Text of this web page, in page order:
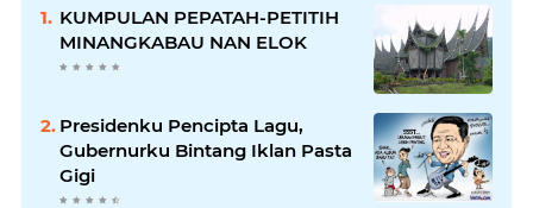
KUMPULAN PEPATAH-PETITIH
MINANGKABAU NAN ELOK
Presidenku Pencipta Lagu,
Gubernurku Bintang Iklan Pasta
Gigi